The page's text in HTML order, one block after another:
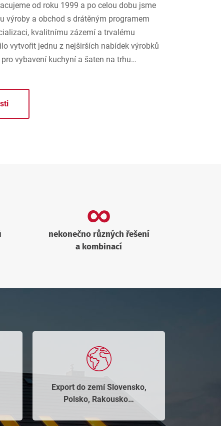
od roku 1999 a po celou dobu jsme
výroby a obchod s drátěným programem
kvalitnímu zázemí a trvalému
vytvořit jednu z nejširších nabídek výrobků
vybavení kuchyní a šaten na trhu…
∞
nekonečno různých řešení
a kombinací
Export do zemí Slovensko,
Polsko, Rakousko…